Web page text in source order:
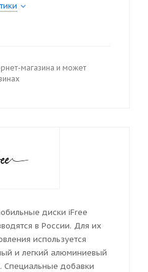
магазина и может
диски iFree
в России. Для их
используется
и легкий алюминиевый
Специальные добавки